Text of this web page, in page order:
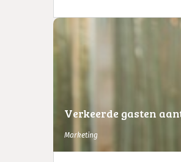
Marketing
Verkeerde gasten